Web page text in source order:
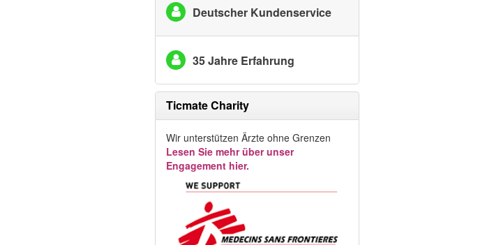
Deutscher Kundenservice
35 Jahre Erfahrung
Ticmate Charity
Wir unterstützen Ärzte ohne Grenzen
Lesen Sie mehr über unser
Engagement hier.